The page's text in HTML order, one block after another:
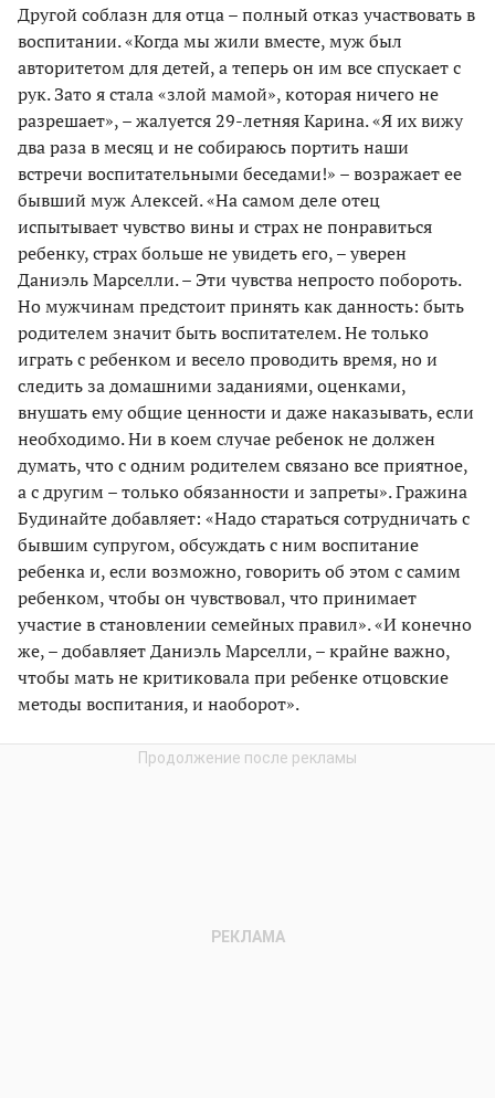
Другой соблазн для отца – полный отказ участвовать в
воспитании. «Когда мы жили вместе, муж был
авторитетом для детей, а теперь он им все спускает с
рук. Зато я стала «злой мамой», которая ничего не
разрешает», – жалуется 29-летняя Карина. «Я их вижу
два раза в месяц и не собираюсь портить наши
встречи воспитательными беседами!» – возражает ее
бывший муж Алексей. «На самом деле отец
испытывает чувство вины и страх не понравиться
ребенку, страх больше не увидеть его, – уверен
Даниэль Марселли. – Эти чувства непросто побороть.
Но мужчинам предстоит принять как данность: быть
родителем значит быть воспитателем. Не только
играть с ребенком и весело проводить время, но и
следить за домашними заданиями, оценками,
внушать ему общие ценности и даже наказывать, если
необходимо. Ни в коем случае ребенок не должен
думать, что с одним родителем связано все приятное,
а с другим – только обязанности и запреты». Гражина
Будинайте добавляет: «Надо стараться сотрудничать с
бывшим супругом, обсуждать с ним воспитание
ребенка и, если возможно, говорить об этом с самим
ребенком, чтобы он чувствовал, что принимает
участие в становлении семейных правил». «И конечно
же, – добавляет Даниэль Марселли, – крайне важно,
чтобы мать не критиковала при ребенке отцовские
методы воспитания, и наоборот».